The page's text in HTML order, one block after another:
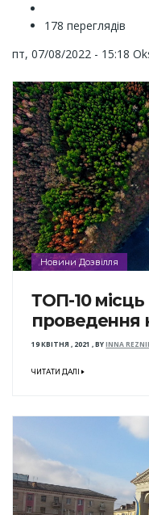
178 переглядів
пт, 07/08/2022 - 15:18
Новини Дозвілля
ТОП-10
проведення
19 КВІТНЯ , 2021 ,BYINNA
ЧИТАТИ ДАЛІ